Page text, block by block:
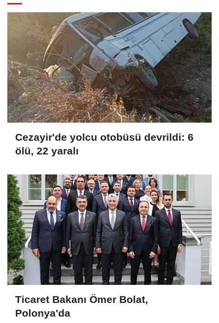
Cezayir'de yolcu otobüsü devrildi: 6
ölü, 22 yaralı
Ticaret Bakanı Ömer Bolat,
Polonya'da